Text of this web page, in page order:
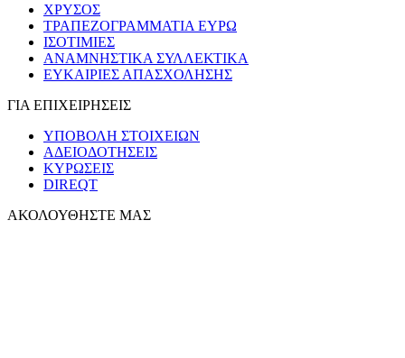
ΧΡΥΣΟΣ
ΤΡΑΠΕΖΟΓΡΑΜΜΑΤΙΑ ΕΥΡΩ
ΙΣΟΤΙΜΙΕΣ
ΑΝΑΜΝΗΣΤΙΚΑ ΣΥΛΛΕΚΤΙΚΑ
ΕΥΚΑΙΡΙΕΣ ΑΠΑΣΧΟΛΗΣΗΣ
ΓΙΑ ΕΠΙΧΕΙΡΗΣΕΙΣ
ΥΠΟΒΟΛΗ ΣΤΟΙΧΕΙΩΝ
ΑΔΕΙΟΔΟΤΗΣΕΙΣ
ΚΥΡΩΣΕΙΣ
DIREQT
ΑΚΟΛΟΥΘΗΣΤΕ ΜΑΣ